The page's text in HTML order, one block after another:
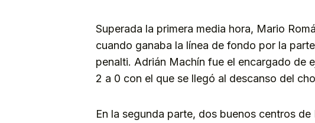
Superada la primera media hora, Mario
cuando ganaba la línea de fondo por la
penalti. Adrián Machín fue el encargado de
2 a 0 con el que se llegó al descanso del
En la segunda parte, dos buenos centros